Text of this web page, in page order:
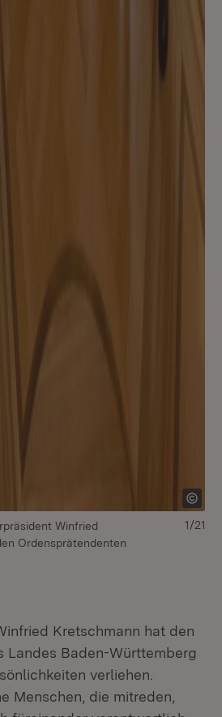
Winfried
Ordensprätendenten
1/21
Kretschmann hat den
Landes Baden-Württemberg
verliehen.
Menschen, die mitreden,